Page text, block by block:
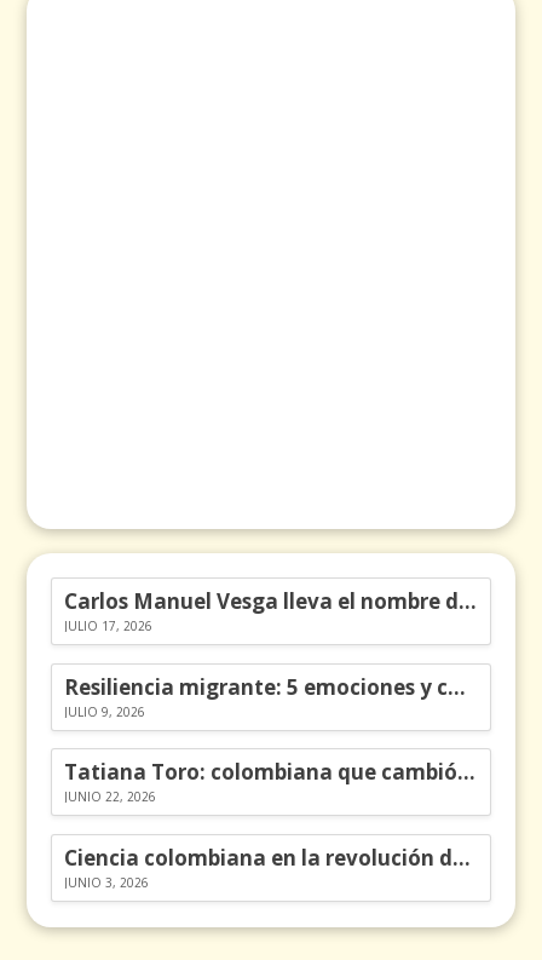
Carlos Manuel Vesga lleva el nombre de Colombia a los Emmy
JULIO 17, 2026
Resiliencia migrante: 5 emociones y cómo gestionarlas
JULIO 9, 2026
Tatiana Toro: colombiana que cambió la historia de las matemáticas
JUNIO 22, 2026
Ciencia colombiana en la revolución de los órganos en chips
JUNIO 3, 2026